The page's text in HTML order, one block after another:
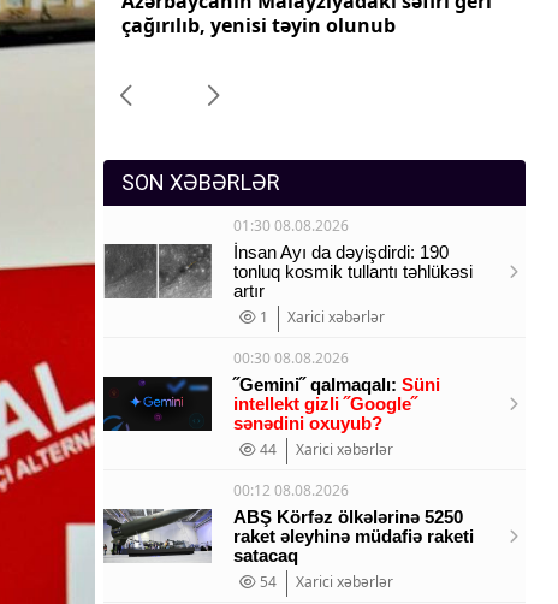
Sosium
çağırılıb, yenisi təyin olunub
SON XƏBƏRLƏR
01:30 08.08.2026
İnsan Ayı da dəyişdirdi: 190
tonluq kosmik tullantı təhlükəsi
artır
1
Xarici xəbərlər
00:30 08.08.2026
˝Gemini˝ qalmaqalı: Süni
intellekt gizli ˝Google˝
sənədini oxuyub?
44
Xarici xəbərlər
00:12 08.08.2026
ABŞ Körfəz ölkələrinə 5250
raket əleyhinə müdafiə raketi
satacaq
54
Xarici xəbərlər